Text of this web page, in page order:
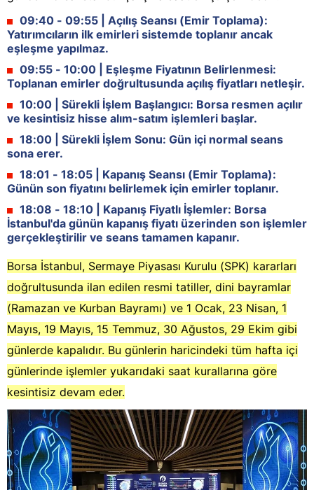
09:40 - 09:55 | Açılış Seansı (Emir Toplama):
Yatırımcıların ilk emirleri sistemde toplanır ancak
eşleşme yapılmaz.
09:55 - 10:00 | Eşleşme Fiyatının Belirlenmesi:
Toplanan emirler doğrultusunda açılış fiyatları netleşir.
10:00 | Sürekli İşlem Başlangıcı: Borsa resmen açılır
ve kesintisiz hisse alım-satım işlemleri başlar.
18:00 | Sürekli İşlem Sonu: Gün içi normal seans
sona erer.
18:01 - 18:05 | Kapanış Seansı (Emir Toplama):
Günün son fiyatını belirlemek için emirler toplanır.
18:08 - 18:10 | Kapanış Fiyatlı İşlemler: Borsa
İstanbul'da günün kapanış fiyatı üzerinden son işlemler
gerçekleştirilir ve seans tamamen kapanır.
Borsa İstanbul, Sermaye Piyasası Kurulu (SPK) kararları
doğrultusunda ilan edilen resmi tatiller, dini bayramlar
(Ramazan ve Kurban Bayramı) ve 1 Ocak, 23 Nisan, 1
Mayıs, 19 Mayıs, 15 Temmuz, 30 Ağustos, 29 Ekim gibi
günlerde kapalıdır. Bu günlerin haricindeki tüm hafta içi
günlerinde işlemler yukarıdaki saat kurallarına göre
kesintisiz devam eder.